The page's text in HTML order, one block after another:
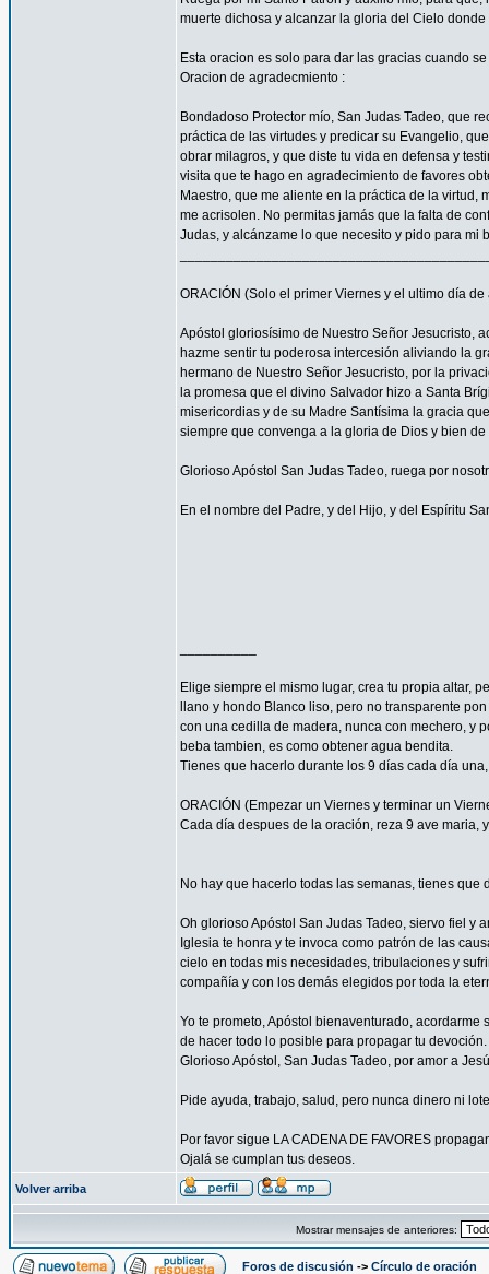
muerte dichosa y alcanzar la gloria del Cielo
Esta oracion es solo para dar las gracias cuando
Oracion de agradecmiento :
Bondadoso Protector mío, San Judas Tadeo, que
práctica de las virtudes y predicar su Evangelio,
obrar milagros, y que diste tu vida en defensa y
visita que te hago en agradecimiento de favores
Maestro, que me aliente en la práctica de la
me acrisolen. No permitas jamás que la falta de
Judas, y alcánzame lo que necesito y pido para mi
ORACIÓN (Solo el primer Viernes y el ultimo día
Apóstol gloriosísimo de Nuestro Señor Jesucristo,
hazme sentir tu poderosa intercesión aliviando la
hermano de Nuestro Señor Jesucristo, por la
la promesa que el divino Salvador hizo a Santa
misericordias y de su Madre Santísima la gracia
siempre que convenga a la gloria de Dios y bien de
Glorioso Apóstol San Judas Tadeo, ruega por
En el nombre del Padre, y del Hijo, y del Espíritu
Elige siempre el mismo lugar, crea tu propia altar,
llano y hondo Blanco liso, pero no transparente
con una cedilla de madera, nunca con mechero, y
beba tambien, es como obtener agua bendita.
Tienes que hacerlo durante los 9 días cada día
ORACIÓN (Empezar un Viernes y terminar un
Cada día despues de la oración, reza 9 ave maria,
No hay que hacerlo todas las semanas, tienes
Oh glorioso Apóstol San Judas Tadeo, siervo fiel y
Iglesia te honra y te invoca como patrón de las
cielo en todas mis necesidades, tribulaciones y
compañía y con los demás elegidos por toda la
Yo te prometo, Apóstol bienaventurado,
de hacer todo lo posible para propagar tu devoción.
Glorioso Apóstol, San Judas Tadeo, por amor a
Pide ayuda, trabajo, salud, pero nunca dinero ni
Por favor sigue LA CADENA DE FAVORES
Ojalá se cumplan tus deseos.
Volver arriba
Mostrar mensajes de anteriores:
Foros de discusión -> Círculo de oración